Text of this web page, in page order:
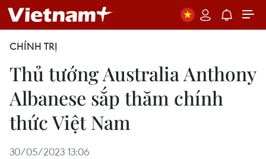
CHÍNH TRỊ
Thủ tướng Australia Anthony
Albanese sắp thăm chính
thức Việt Nam
30/05/2023 13:06